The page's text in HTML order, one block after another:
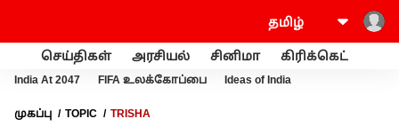
செய்திகள் அரசியல் சினிமா கிரிக்கெட்
India At 2047 FIFA உலக்கோப்பை Ideas of India
முகப்பு TOPIC TRISHA